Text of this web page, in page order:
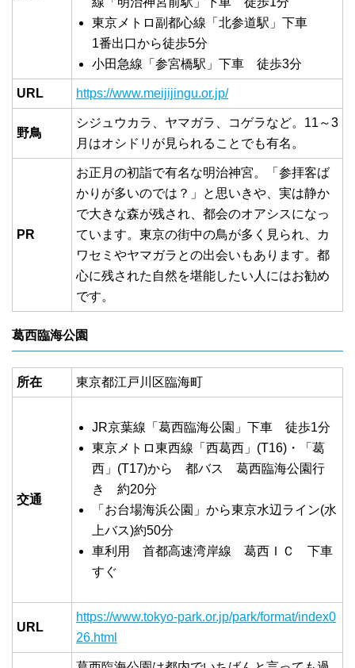
東京メトロ副都心線「北参道駅」下車
1番出口から徒歩5分
小田急線「参宮橋駅」下車 徒歩3分
URL https://www.meijijingu.or.jp/
野鳥
シジュウカラ、ヤマガラ、コゲラなど。11～3
月はオシドリが見られることでも有名。
PR
お正月の初詣で有名な明治神宮。「参拝客ば
かりが多いのでは？」と思いきや、実は静か
で大きな森が残され、都会のオアシスになっ
ています。東京の街中の鳥が多く見られ、カ
ワセミやヤマガラとの出会いもあります。都
心に残された自然を堪能したい人にはお勧め
です。
葛西臨海公園
所在 東京都江戸川区臨海町
交通
JR京葉線「葛西臨海公園」下車 徒歩1分
東京メトロ東西線「西葛西」(T16)・「葛
西」(T17)から 都バス 葛西臨海公園行
き 約20分
「お台場海浜公園」から東京水辺ライン(水
上バス)約50分
車利用 首都高速湾岸線 葛西ＩＣ 下車
すぐ
URL
https://www.tokyo-park.or.jp/park/format/index0
26.html